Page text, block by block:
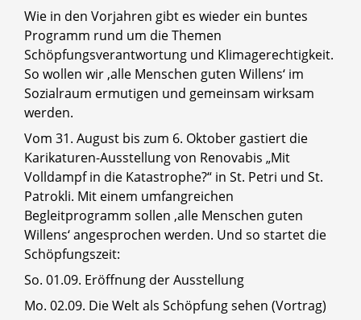
Wie in den Vorjahren gibt es wieder ein buntes
Programm rund um die Themen
Schöpfungsverantwortung und Klimagerechtigkeit.
So wollen wir ‚alle Menschen guten Willens‘ im
Sozialraum ermutigen und gemeinsam wirksam
werden.
Vom 31. August bis zum 6. Oktober gastiert die
Karikaturen-Ausstellung von Renovabis „Mit
Volldampf in die Katastrophe?“ in St. Petri und St.
Patrokli. Mit einem umfangreichen
Begleitprogramm sollen ‚alle Menschen guten
Willens‘ angesprochen werden. Und so startet die
Schöpfungszeit:
So. 01.09. Eröffnung der Ausstellung
Mo. 02.09. Die Welt als Schöpfung sehen (Vortrag)